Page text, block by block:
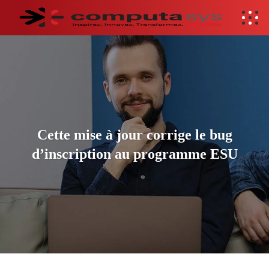
Cette mise à jour corrige le bug
d’inscription au programme ESU